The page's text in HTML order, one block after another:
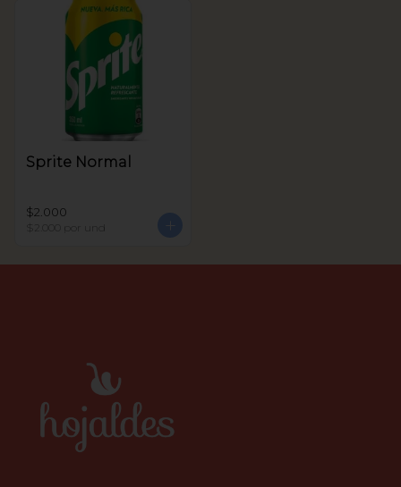
Sprite Normal
$2.000
$2.000 por und